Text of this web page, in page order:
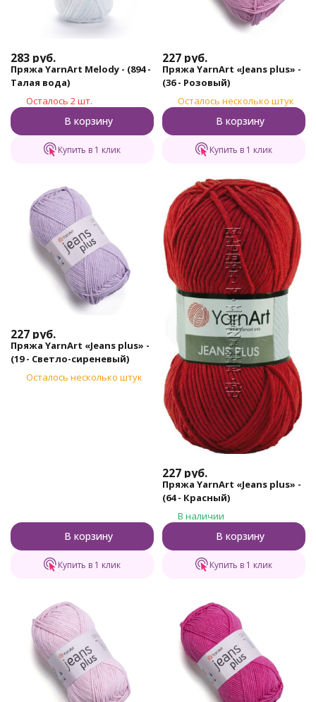
283 руб.
Пряжа YarnArt Melody - (894 -
Талая вода)
Осталось 2 шт.
В корзину
Купить в 1 клик
227 руб.
Пряжа YarnArt «Jeans plus» -
(36 - Розовый)
Осталось несколько штук
В корзину
Купить в 1 клик
227 руб.
Пряжа YarnArt «Jeans plus» -
(19 - Светло-сиреневый)
Осталось несколько штук
В корзину
Купить в 1 клик
227 руб.
Пряжа YarnArt «Jeans plus» -
(64 - Красный)
В наличии
В корзину
Купить в 1 клик